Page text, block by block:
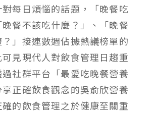
每日煩惱的話題，「晚餐吃
餐不該吃什麼？」、「晚餐
」接連數週佔據熱議榜單的
見現代人對飲食管理日趨重
社群平台「最愛吃晚餐營養
正確飲食觀念的吳俞欣營養
的飲食管理之於健康至關重